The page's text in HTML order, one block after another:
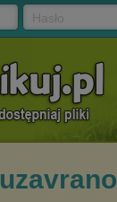
uzavrano